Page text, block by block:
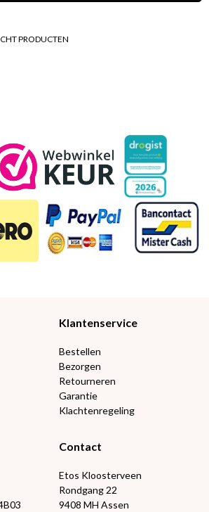
PRODUCTEN
Klantenservice
Bestellen
Bezorgen
Retourneren
Garantie
Klachtenregeling
Contact
Etos Kloosterveen
Rondgang 22
9408 MH Assen